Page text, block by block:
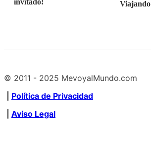
invitado!
Viajando
© 2011 - 2025 MevoyalMundo.com
Política de Privacidad
Aviso Legal